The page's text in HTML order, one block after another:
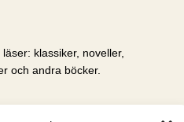
klassiker, noveller,
och andra böcker.